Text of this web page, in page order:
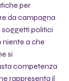
per
da campagna
politici
a che
si
competenza
rappresenta il